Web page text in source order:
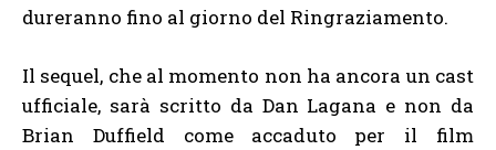
dureranno fino al giorno del Ringraziamento.
Il sequel, che al momento non ha ancora un cast
ufficiale, sarà scritto da Dan Lagana e non da
Brian Duffield come accaduto per il film